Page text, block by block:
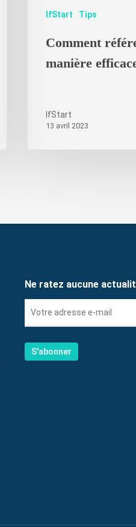
IfStart Tips
Comment
manière
IfStart
13 avril 2023
Ne ratez aucune